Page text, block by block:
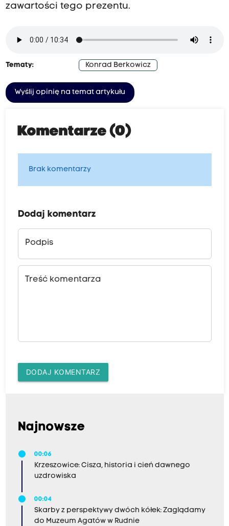
zawartości tego prezentu.
Tematy: Konrad Berkowicz
Wyślij opinię na temat artykułu
Komentarze (0)
Brak komentarzy
Dodaj komentarz
Podpis
Treść komentarza
DODAJ KOMENTARZ
Najnowsze
00:06
Krzeszowice: Cisza, historia i cień dawnego
uzdrowiska
00:04
Skarby z perspektywy dwóch kółek: Zaglądamy
do Muzeum Agatów w Rudnie